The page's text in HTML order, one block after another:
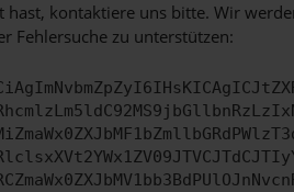
kontaktiere uns bitte. Wir
Fehlersuche zu unterstützen: